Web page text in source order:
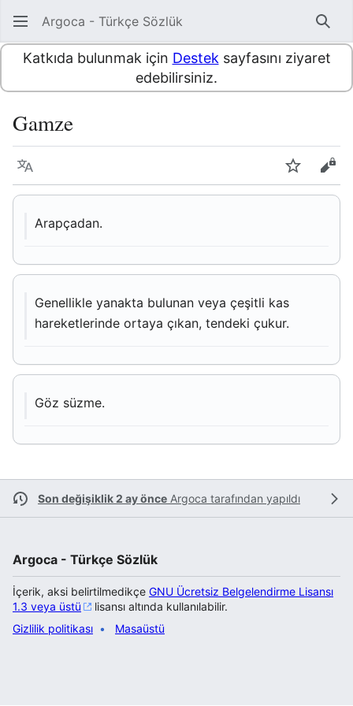
Argoca - Türkçe Sözlük Ara
Katkıda bulunmak için Destek sayfasını ziyaret
edebilirsiniz.
Gamze
Dil İzle
Arapçadan.
Genellikle yanakta bulunan veya çeşitli kas
hareketlerinde ortaya çıkan, tendeki çukur.
Göz süzme.
Son değişiklik 2 ay önce Argoca tarafından yapıldı
Argoca - Türkçe Sözlük
İçerik, aksi belirtilmedikçe GNU Ücretsiz Belgelendirme Lisansı
1.3 veya üstü
lisansı altında kullanılabilir.
Gizlilik politikası
Masaüstü